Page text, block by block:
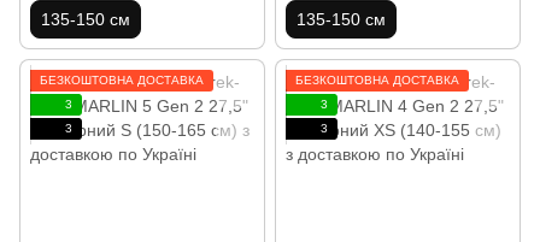
135-150 см 135-150 см
БЕЗКОШТОВНА ДОСТАВКА
3
3
БЕЗКОШТОВНА ДОСТАВКА
3
3